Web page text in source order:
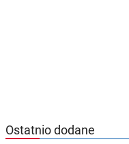
Ostatnio dodane